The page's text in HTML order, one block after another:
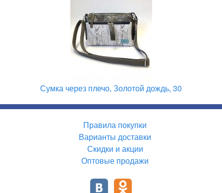
Сумка через плечо, Золотой дождь, 30
Правила покупки
Варианты доставки
Скидки и акции
Оптовые продажи